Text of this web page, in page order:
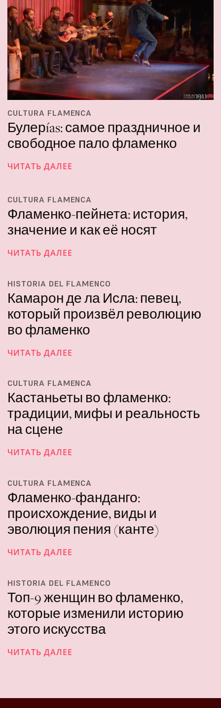
CULTURA FLAMENCA
Булерías: самое праздничное и
свободное пало фламенко
ЧИТАТЬ ДАЛЕЕ
CULTURA FLAMENCA
Фламенко-пейнета: история,
значение и как её носят
ЧИТАТЬ ДАЛЕЕ
HISTORIA DEL FLAMENCO
Камарон де ла Исла: певец,
который произвёл революцию
во фламенко
ЧИТАТЬ ДАЛЕЕ
CULTURA FLAMENCA
Кастаньеты во фламенко:
традиции, мифы и реальность
на сцене
ЧИТАТЬ ДАЛЕЕ
CULTURA FLAMENCA
Фламенко-фанданго:
происхождение, виды и
эволюция пения (канте)
ЧИТАТЬ ДАЛЕЕ
HISTORIA DEL FLAMENCO
Топ-9 женщин во фламенко,
которые изменили историю
этого искусства
ЧИТАТЬ ДАЛЕЕ